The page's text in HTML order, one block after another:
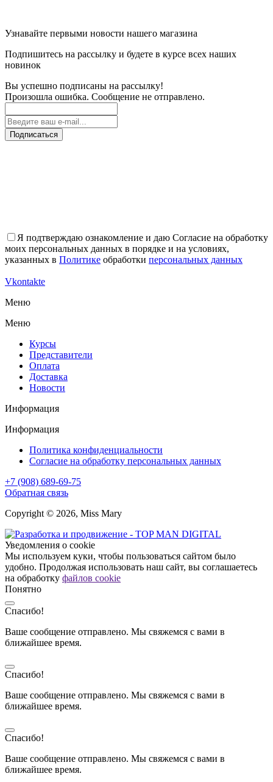
Узнавайте первыми новости нашего магазина
Подпишитесь на рассылку и будете в курсе всех наших
новинок
Вы успешно подписаны на рассылку!
Произошла ошибка. Сообщение не отправлено.
Подписаться
Я подтверждаю ознакомление и даю Согласие на обработку
моих персональных данных в порядке и на условиях,
указанных в Политике обработки персональных данных
Vkontakte
Меню
Меню
Курсы
Представители
Оплата
Доставка
Новости
Информация
Информация
Политика конфиденциальности
Согласие на обработку персональных данных
+7 (908) 689-69-75
Обратная связь
Copyright © 2026, Miss Mary
Уведомления о cookie
Мы используем куки, чтобы пользоваться сайтом было
удобно. Продолжая использовать наш сайт, вы соглашаетесь
на обработку файлов cookie
Понятно
Спасибо!
Ваше сообщение отправлено. Мы свяжемся с вами в
ближайшее время.
Спасибо!
Ваше сообщение отправлено. Мы свяжемся с вами в
ближайшее время.
Спасибо!
Ваше сообщение отправлено. Мы свяжемся с вами в
ближайшее время.